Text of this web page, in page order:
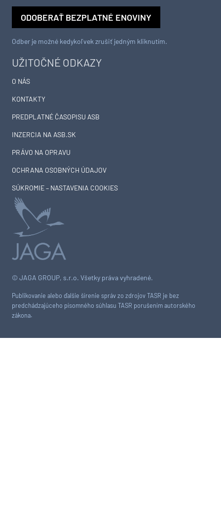
© JAGA GROUP, s.r.o. Všetky práva vyhradené.
Publikovanie alebo ďalšie šírenie správ zo zdrojov TASR je bez
predchádzajúceho písomného súhlasu TASR porušením autorského
zákona.
UŽITOČNÉ ODKAZY
O NÁS
KONTAKTY
PREDPLATNÉ ČASOPISU ASB
INZERCIA NA ASB.SK
PRÁVO NA OPRAVU
OCHRANA OSOBNÝCH ÚDAJOV
SÚKROMIE – NASTAVENIA COOKIES
ODOBERAŤ BEZPLATNÉ ENOVINY
Odber je možné kedykoľvek zrušiť jedným kliknutím.